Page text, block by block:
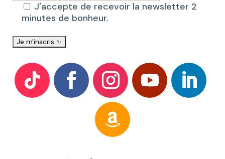
J'accepte de recevoir la newsletter 2
minutes de bonheur.